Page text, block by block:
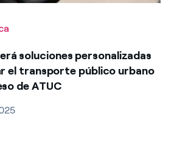
soluciones personalizadas
el transporte público urbano
de ATUC